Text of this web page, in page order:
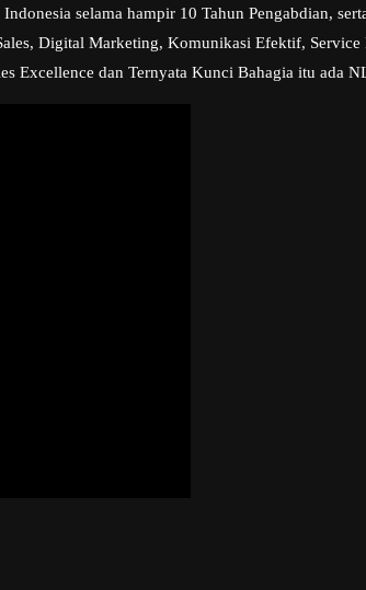
selama hampir 10 Tahun Pengabdian,
Digital Marketing, Komunikasi Efektif,
Excellence dan Ternyata Kunci Bahagia itu ada